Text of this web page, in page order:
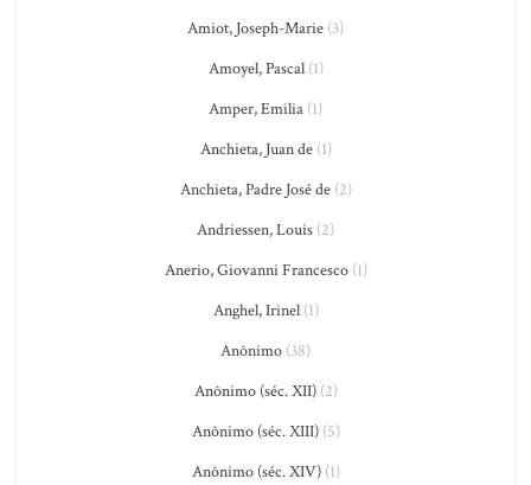
Amiot, Joseph-Marie (3)
Amoyel, Pascal(1)
Amper, Emilia (1)
Anchieta, Juan de(1)
Anchieta, Padre José de(2)
Andriessen, Louis (2)
Anerio, Giovanni Francesco(1)
Anghel, Irinel(1)
Anônimo (38)
Anônimo (séc. XII)(2)
Anônimo (séc. XIII)(5)
Anônimo (séc. XIV)(1)